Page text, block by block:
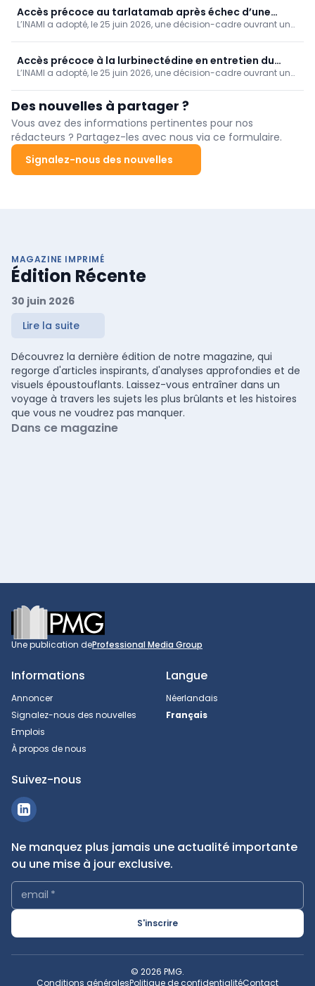
de six jeunes médecins francophones sélectionnés par leurs
universités respectives.
Accès précoce au tarlatamab après échec d’une
première ligne dans le cancer du poumon à petites
cellules
L’INAMI a adopté, le 25 juin 2026, une décision-cadre ouvrant un
poumon à petites cellules de stade étendu. Le traitement
s’adresse aux patients dont la maladie a progressé ou rechuté
après une première ligne reposant sur une chimiothérapie à base
de platine, éventuellement associée à un inhibiteur de PD-(L)1.
Accès précoce à la lurbinectédine en entretien du
cancer du poumon à petites cellules
L’INAMI a adopté, le 25 juin 2026, une décision-cadre ouvrant un
stade étendu. Le médicament pourra bénéficier d’une
intervention temporaire lorsqu’il est utilisé en association avec
l’atézolizumab comme traitement d’entretien chez des patients
adultes dont la maladie n’a pas progressé après une induction
Des nouvelles à partager ?
Vous avez des informations pertinentes pour nos
rédacteurs ? Partagez-les avec nous via ce formulaire.
Signalez-nous des nouvelles
MAGAZINE IMPRIMÉ
Édition Récente
30 juin 2026
Lire la suite
Découvrez la dernière édition de notre magazine, qui
regorge d'articles inspirants, d'analyses approfondies et de
visuels époustouflants. Laissez-vous entraîner dans un
voyage à travers les sujets les plus brûlants et les histoires
que vous ne voudrez pas manquer.
Dans ce magazine
Footer
Une publication deProfessional Media Group
Informations
Annoncer
Signalez-nous des nouvelles
Emplois
À propos de nous
Langue
Néerlandais
Français
Suivez-nous
Ne manquez plus jamais une actualité importante
ou une mise à jour exclusive.
email *
S'inscrire
© 2026 PMG.
Conditions généralesPolitique de confidentialitéContact